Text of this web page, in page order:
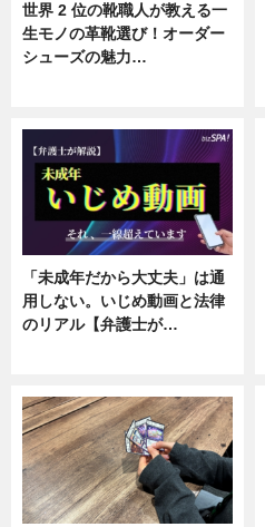
世界 2 位の靴職人が教える一
生モノの革靴選び！オーダー
シューズの魅力…
「未成年だから大丈夫」は通
用しない。いじめ動画と法律
のリアル【弁護士が…